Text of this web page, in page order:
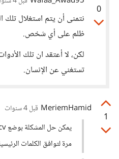
0
نتمنى أن يتم استغلال تلك
ظلم على أي شخص.
لكن، لا أعتقد ان تلك
تستغني عن الإنسان.
1
MeriemHamid قبل 4 سنوات
مرة لتوافق الكلمات